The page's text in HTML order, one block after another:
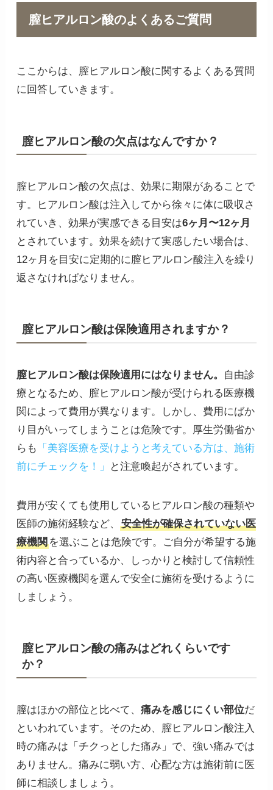
膣ヒアルロン酸のよくあるご質問
ここからは、膣ヒアルロン酸に関するよくある質問
に回答していきます。
膣ヒアルロン酸の欠点はなんですか？
膣ヒアルロン酸の欠点は、効果に期限があることで
す。ヒアルロン酸は注入してから徐々に体に吸収さ
れていき、効果が実感できる目安は6ヶ月〜12ヶ月
とされています。効果を続けて実感したい場合は、
12ヶ月を目安に定期的に膣ヒアルロン酸注入を繰り
返さなければなりません。
膣ヒアルロン酸は保険適用されますか？
膣ヒアルロン酸は保険適用にはなりません。
自由診
療となるため、膣ヒアルロン酸が受けられる医療機
関によって費用が異なります。しかし、費用にばか
り目がいってしまうことは危険です。厚生労働省か
らも
「美容医療を受けようと考えている方は、施術
前にチェックを！」
と注意喚起がされています。
費用が安くても使用しているヒアルロン酸の種類や
医師の施術経験など、
安全性が確保されていない医
療機関を選ぶことは危険です。ご自分が希望する施
術内容と合っているか、しっかりと検討して信頼性
の高い医療機関を選んで安全に施術を受けるように
しましょう。
膣ヒアルロン酸の痛みはどれくらいです
か？
膣はほかの部位と比べて、 痛みを感じにくい部位だ
といわれています。そのため、膣ヒアルロン酸注入
時の痛みは「チクっとした痛み」で、強い痛みでは
ありません。痛みに弱い方、心配な方は施術前に医
師に相談しましょう。